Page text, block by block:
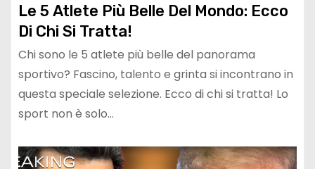
Le 5 Atlete Più Belle Del Mondo: Ecco
Di Chi Si Tratta!
Chi sono le 5 atlete più belle del panorama
sportivo? Fascino, talento e grinta si incontrano in
questa speciale selezione. Ecco di chi si tratta! Lo
sport non è solo…